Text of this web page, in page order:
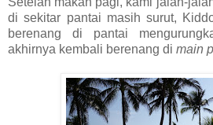
di sekitar pantai masih surut,
berenang di pantai
akhirnya kembali berenang di main